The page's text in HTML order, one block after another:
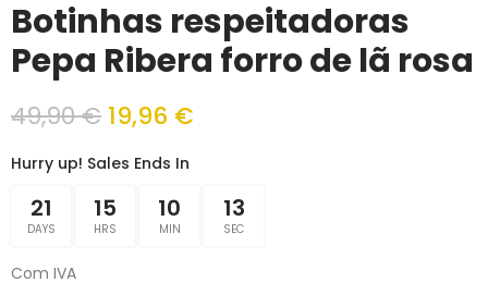
Botinhas respeitadoras
Pepa Ribera forro de lã rosa
49,90 € 19,96 €
Hurry up! Sales Ends In
21
DAYS
15
HRS
10
MIN
13
SEC
Com IVA